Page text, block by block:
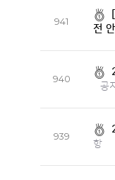
941
전
940
공
939
항